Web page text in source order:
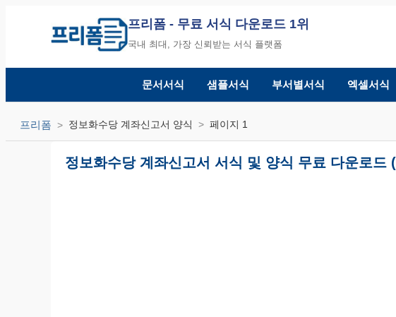
프리폼 - 무료 서식 다운로드 1위
국내 최대, 가장 신뢰받는 서식 플랫폼
문서서식 샘플서식 부서별서식 엑셀서식
프리폼 정보화수당 계좌신고서 양식 페이지 1
정보화수당 계좌신고서 서식 및 양식 무료 다운로드